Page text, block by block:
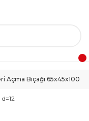
Açma Bıçağı 65x45x100